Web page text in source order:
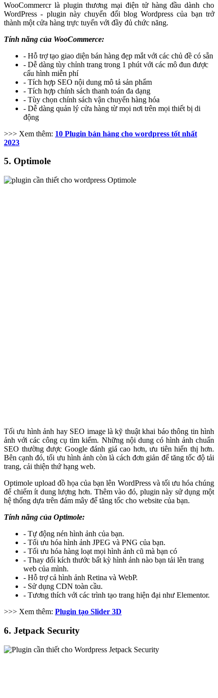
WooCommercr là plugin thương mại điện tử hàng đầu dành cho
WordPress - plugin này chuyển đổi blog Wordpress của bạn trở
thành một cửa hàng trực tuyến với đầy đủ chức năng.
Tính năng của WooCommerce:
- Hỗ trợ tạo giao diện bán hàng đẹp mắt với các chủ đề có sẵn
- Dễ dàng tùy chỉnh trang trong 1 phút với các mô đun được
cấu hình miễn phí
- Tích hợp SEO nội dung mô tả sản phẩm
- Tích hợp chính sách thanh toán đa dạng
- Tùy chọn chính sách vận chuyển hàng hóa
- Dễ dàng quản lý cửa hàng từ mọi nơi trên mọi thiết bị di
động
>>> Xem thêm: 10 Plugin bán hàng cho wordpress tốt nhất
2023
5. Optimole
Tối ưu hình ảnh hay SEO image là kỹ thuật khai báo thông tin hình
ảnh với các công cụ tìm kiếm. Những nội dung có hình ảnh chuẩn
SEO thường được Google đánh giá cao hơn, ưu tiên hiển thị hơn.
Bên cạnh đó, tối ưu hình ảnh còn là cách đơn giản để tăng tốc độ tải
trang, cải thiện thứ hạng web.
Optimole upload đồ họa của bạn lên WordPress và tối ưu hóa chúng
để chiếm ít dung lượng hơn. Thêm vào đó, plugin này sử dụng một
hệ thống dựa trên đám mây để tăng tốc cho website của bạn.
Tính năng của Optimole:
- Tự động nén hình ảnh của bạn.
- Tối ưu hóa hình ảnh JPEG và PNG của bạn.
- Tối ưu hóa hàng loạt mọi hình ảnh cũ mà bạn có
- Thay đổi kích thước bất kỳ hình ảnh nào bạn tải lên trang
web của mình.
- Hỗ trợ cả hình ảnh Retina và WebP.
- Sử dụng CDN toàn cầu.
- Tương thích với các trình tạo trang hiện đại như Elementor.
>>> Xem thêm: Plugin tạo Slider 3D
6. Jetpack Security